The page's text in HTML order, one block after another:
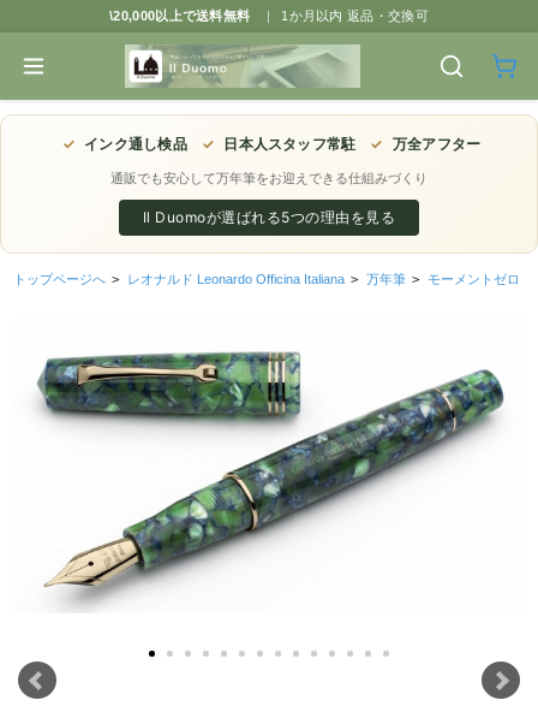
\20,000以上で送料無料 | 1か月以内 返品・交換可
✓ インク通し検品 ✓ 日本人スタッフ常駐 ✓ 万全アフター
通販でも安心して万年筆をお迎えできる仕組みづくり
Il Duomoが選ばれる5つの理由を見る
トップページへ > レオナルド Leonardo Officina Italiana > 万年筆 > モーメントゼロ